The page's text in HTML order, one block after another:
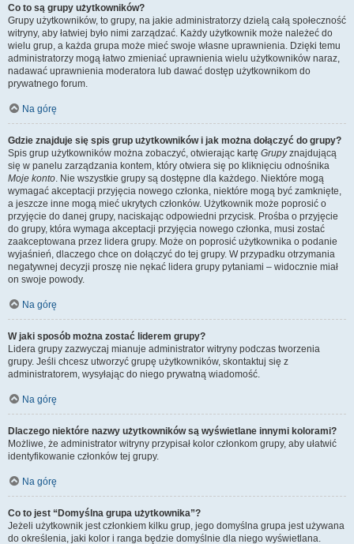
Co to są grupy użytkowników?
Grupy użytkowników, to grupy, na jakie administratorzy dzielą całą społeczność
witryny, aby łatwiej było nimi zarządzać. Każdy użytkownik może należeć do
wielu grup, a każda grupa może mieć swoje własne uprawnienia. Dzięki temu
administratorzy mogą łatwo zmieniać uprawnienia wielu użytkowników naraz,
nadawać uprawnienia moderatora lub dawać dostęp użytkownikom do
prywatnego forum.
Na górę
Gdzie znajduje się spis grup użytkowników i jak można dołączyć do grupy?
Spis grup użytkowników można zobaczyć, otwierając kartę Grupyznajdującą
się w panelu zarządzania kontem, który otwiera się po kliknięciu odnośnika
Moje konto. Nie wszystkie grupy są dostępne dla każdego. Niektóre mogą
wymagać akceptacji przyjęcia nowego członka, niektóre mogą być zamknięte,
a jeszcze inne mogą mieć ukrytych członków. Użytkownik może poprosić o
przyjęcie do danej grupy, naciskając odpowiedni przycisk. Prośba o przyjęcie
do grupy, która wymaga akceptacji przyjęcia nowego członka, musi zostać
zaakceptowana przez lidera grupy. Może on poprosić użytkownika o podanie
wyjaśnień, dlaczego chce on dołączyć do tej grupy. W przypadku otrzymania
negatywnej decyzji proszę nie nękać lidera grupy pytaniami – widocznie miał
on swoje powody.
Na górę
W jaki sposób można zostać liderem grupy?
Lidera grupy zazwyczaj mianuje administrator witryny podczas tworzenia
grupy. Jeśli chcesz utworzyć grupę użytkowników, skontaktuj się z
administratorem, wysyłając do niego prywatną wiadomość.
Na górę
Dlaczego niektóre nazwy użytkowników są wyświetlane innymi kolorami?
Możliwe, że administrator witryny przypisał kolor członkom grupy, aby ułatwić
identyfikowanie członków tej grupy.
Na górę
Co to jest “Domyślna grupa użytkownika”?
Jeżeli użytkownik jest członkiem kilku grup, jego domyślna grupa jest używana
do określenia, jaki kolor i ranga będzie domyślnie dla niego wyświetlana.